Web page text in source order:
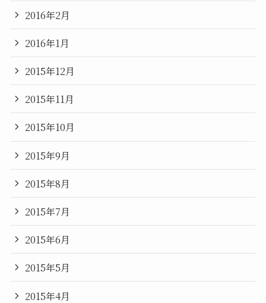
2016年2月
2016年1月
2015年12月
2015年11月
2015年10月
2015年9月
2015年8月
2015年7月
2015年6月
2015年5月
2015年4月